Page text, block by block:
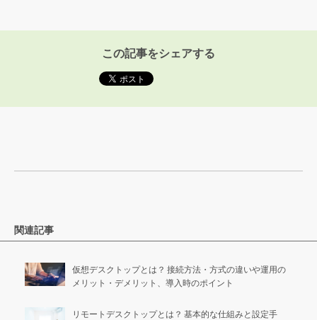
この記事をシェアする
関連記事
仮想デスクトップとは？ 接続方法・方式の違いや運用の
メリット・デメリット、導入時のポイント
リモートデスクトップとは？ 基本的な仕組みと設定手